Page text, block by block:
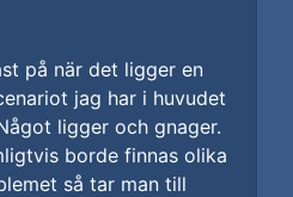
på när det ligger en
jag har i huvudet
ligger och gnager.
borde finnas olika
så tar man till